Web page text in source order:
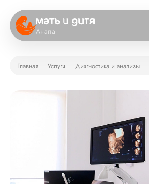
Анапа
Главная Услуги Диагностика и анализы